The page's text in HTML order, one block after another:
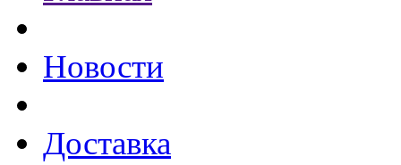
Новости
Доставка